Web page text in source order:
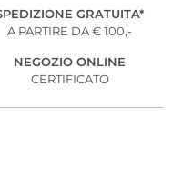
GRATUITA*
A PARTIRE DA € 100,-
NEGOZIO ONLINE
CERTIFICATO